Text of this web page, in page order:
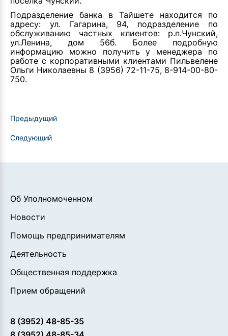
Подразделение банка в Тайшете находится по
адресу: ул. Гагарина, 94, подразделение по
обслуживанию частных клиентов: р.п.Чунский,
ул.Ленина, дом 56б. Более подробную
информацию можно получить у менеджера по
работе с корпоративными клиентами Пильвелене
Ольги Николаевны 8 (3956) 72-11-75, 8-914-00-80-
750.
Предыдущий
Следующий
Об Уполномоченном
Новости
Помощь предпринимателям
Деятельность
Общественная поддержка
Прием обращений
8 (3952) 48-85-35